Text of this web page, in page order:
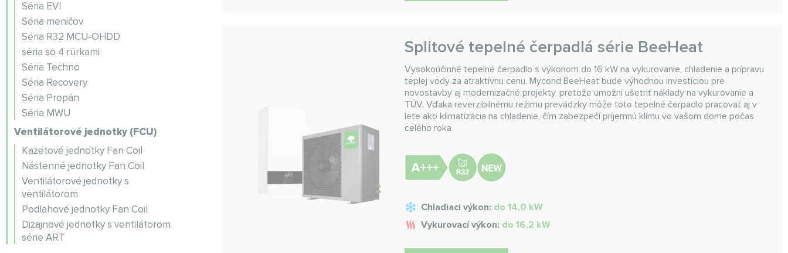
Séria EVI
Séria meničov
Séria R32 MCU-OHDD
séria so 4 rúrkami
Séria Techno
Séria Recovery
Séria Propán
Séria MWU
Ventilátorové jednotky (FCU)
Kazetové jednotky Fan Coil
Nástenné jednotky Fan Coil
Ventilátorové jednotky s
ventilátorom
Podlahové jednotky Fan Coil
Dizajnové jednotky s ventilátorom
série ART
Splitové tepelné čerpadlá série BeeHeat
Vysokoúčinné tepelné čerpadlo s výkonom do 16 kW na vykurovanie, chladenie a prípravu
teplej vody za atraktívnu cenu. Mycond BeeHeat bude výhodnou investíciou pre
novostavby aj modernizačné projekty, pretože umožní ušetriť náklady na vykurovanie a
TÚV. Vďaka reverzibilnému režimu prevádzky môže toto tepelné čerpadlo pracovať aj v
lete ako klimatizácia na chladenie, čím zabezpečí príjemnú klímu vo vašom dome počas
celého roka
Chladiaci výkon: do 14,0 kW
Vykurovací výkon: do 16,2 kW